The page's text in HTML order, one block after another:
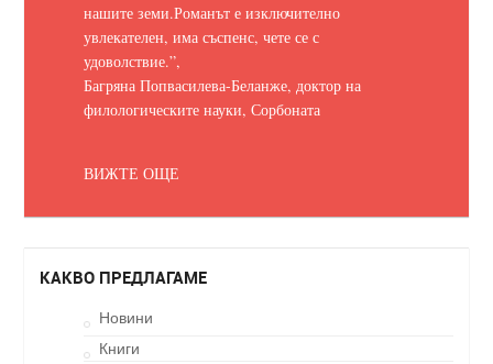
нашите земи.Романът е изключително
увлекателен, има съспенс, чете се с
удоволствие.”,
Багряна Попвасилева-Беланже, доктор на
филологическите науки, Сорбоната
ВИЖТЕ ОЩЕ
КАКВО ПРЕДЛАГАМЕ
Новини
Книги